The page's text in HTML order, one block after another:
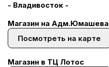
- Владивосток -
Магазин на Адм.Юмашева
Посмотреть на карте
Магазин в ТЦ Лотос